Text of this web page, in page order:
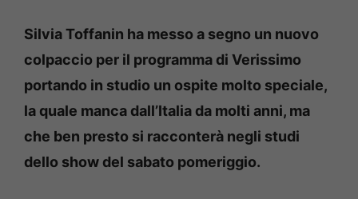
Silvia Toffanin ha messo a segno un nuovo
colpaccio per il programma di Verissimo
portando in studio un ospite molto speciale,
la quale manca dall’Italia da molti anni, ma
che ben presto si racconterà negli studi
dello show del sabato pomeriggio.